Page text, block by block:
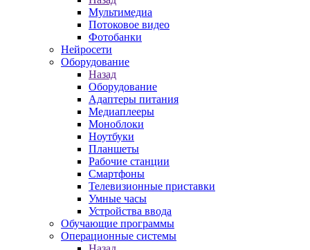
Мультимедиа
Потоковое видео
Фотобанки
Нейросети
Оборудование
Назад
Оборудование
Адаптеры питания
Медиаплееры
Моноблоки
Ноутбуки
Планшеты
Рабочие станции
Смартфоны
Телевизионные приставки
Умные часы
Устройства ввода
Обучающие программы
Операционные системы